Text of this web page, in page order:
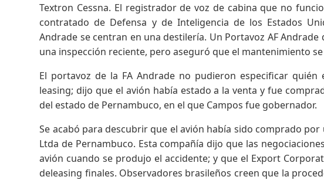
Textron Cessna. El registrador de voz de cabina que no
contratado de Defensa y de Inteligencia de los Estados
Andrade se centran en una destilería. Un Portavoz AF
una inspección reciente, pero aseguró que el mantenimiento
El portavoz de la FA Andrade no pudieron especificar
leasing; dijo que el avión había estado a la venta y fue
del estado de Pernambuco, en el que Campos fue gobernador.
Se acabó para descubrir que el avión había sido comprado
Ltda de Pernambuco. Esta compañía dijo que las
avión cuando se produjo el accidente; y que el Export
deleasing finales. Observadores brasileños creen que la